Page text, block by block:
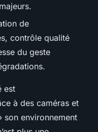
de
contrôle qualité
du geste
est
à des caméras et
environnement